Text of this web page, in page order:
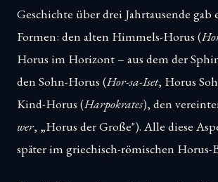
Geschichte über drei Jahrtausende gab
Formen: den alten Himmels-Horus (
Horus im Horizont – aus dem der
den Sohn-Horus (Hor-sa-Iset, Horus
Kind-Horus (Harpokrates), den
wer, „Horus der Große"). Alle diese
später im griechisch-römischen Horus-